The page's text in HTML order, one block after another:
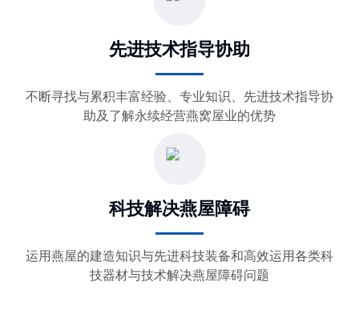
先进技术指导协助
不断寻找与累积丰富经验、专业知识、先进技术指导协
助及了解永续经营燕窝屋业的优势
科技解决燕屋障碍
运用燕屋的建造知识与先进科技装备和高效运用各类科
技器材与技术解决燕屋障碍问题